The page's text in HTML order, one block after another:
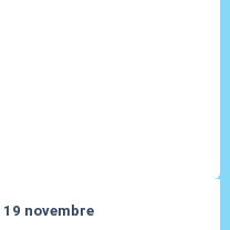
novembre